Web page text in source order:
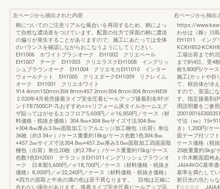
左ページから抽出された内容
柄についてのご注意リアルな風合いを再現するため、柄によっ
て自然な濃淡差をつけています。配置の仕方で床面の柄に濃淡
の偏りが発生することがありますので、施工にあたっては全体
のバランスを確認しながらおこなうようにしてください。
EH1006 ホワイトブラシオーク EH1002 クリエペール
EH1007 チーク EH1003 クリエラスクEH1008 イングリッ
シュブラウンオーク EH1004 クリエモカEH1010 インター
ウォールナット EH1005 クリエダークEH1009 リクレイム
オーク EH1001 クリエホワイト
914.4mm150mm304.8mm457.2mm304.8mm304.8mmNEW
２020年4月発売接着タイプ安全圧着ピールアップ接着剤名RFボ
ンドFB7500CP-7Lおすすめ○○○リフォーム床タイルホームエグ
ザ貼ってはがせるエコフロア5,600円／㎡16,850円／ケース（材
料価格・税抜き価格）304.8㎜×304.8㎜サイズ寸法304.8㎜
×304.8㎜厚み3.0㎜面取加工リアルエッジ加工梱包（出荷）単位
36枚（約3.34㎡）/ケース重量約18kg/ケース色数1色304.8㎜
×457.2㎜サイズ寸法304.8㎜×457.2㎜厚み3.0㎜面取加工四面面取
梱包（出荷）単位20枚（約2.78㎡）/ケース重量約15kg/ケース
色数1色EH2001 テラコッタEH1011イングリッシュブラウンオ
ーク 日本製5,600円／㎡18,700円／ケース（材料価格・税抜き
価格）8,000円／㎡22,240円／ケース（材料価格・税抜き価格）
※四方の面取と中央の溝の色は若干異なります。 目地は正確に
合わない場合があります。接着タイプ完全圧着ピールアップ品
右ページから抽出
https://
わせは（株）川
EH1011 イング
KCKH852-
工場出荷まで約2
まで約4日。受4
枚9,800円/ケー
施工(カットや折
て、框自体が冷
すので、室温に
す。指定接着剤
用説明書をご参
寸法（㎜）
き）1,200円/ケ
面テープ付ソフ
ケース価格（税
25枚重量約5kg/
ト巾木断面図
JAIA4VOC基準
基準を満たして
射日光の当たら
F☆☆☆☆